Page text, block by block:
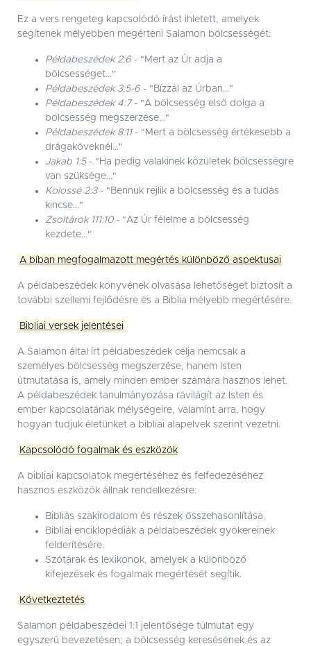
Ez a vers rengeteg kapcsolódó írást ihletett, amelyek
segítenek mélyebben megérteni Salamon bölcsességét:
Példabeszédek 2:6- "Mert az Úr adja a
bölcsességet..."
Példabeszédek 3:5-6- "Bízzál az Úrban..."
Példabeszédek 4:7- "A bölcsesség első dolga a
bölcsesség megszerzése..."
Példabeszédek 8:11- "Mert a bölcsesség értékesebb a
drágaköveknél..."
Jakab 1:5- "Ha pedig valakinek közületek bölcsességre
van szüksége..."
Kolossé 2:3- "Bennük rejlik a bölcsesség és a tudás
kincse..."
Zsoltárok 111:10- "Az Úr félelme a bölcsesség
kezdete..."
A bíban megfogalmazott megértés különböző aspektusai
A példabeszédek könyvének olvasása lehetőséget biztosít a
további szellemi fejlődésre és a Biblia mélyebb megértésére.
Bibliai versek jelentései
A Salamon által írt példabeszédek célja nemcsak a
személyes bölcsesség megszerzése, hanem Isten
útmutatása is, amely minden ember számára hasznos lehet.
A példabeszédek tanulmányozása rávilágít az Isten és
ember kapcsolatának mélységeire, valamint arra, hogy
hogyan tudjuk életünket a bibliai alapelvek szerint vezetni.
Kapcsolódó fogalmak és eszközök
A bibliai kapcsolatok megértéséhez és felfedezéséhez
hasznos eszközök állnak rendelkezésre:
Bibliás szakirodalom és részek összehasonlítása.
Bibliai enciklopédiák a példabeszédek gyökereinek
felderítésére.
Szótárak és lexikonok, amelyek a különböző
kifejezések és fogalmak megértését segítik.
Következtetés
Salamon példabeszédei 1:1 jelentősége túlmutat egy
egyszerű bevezetésen; a bölcsesség keresésének és az